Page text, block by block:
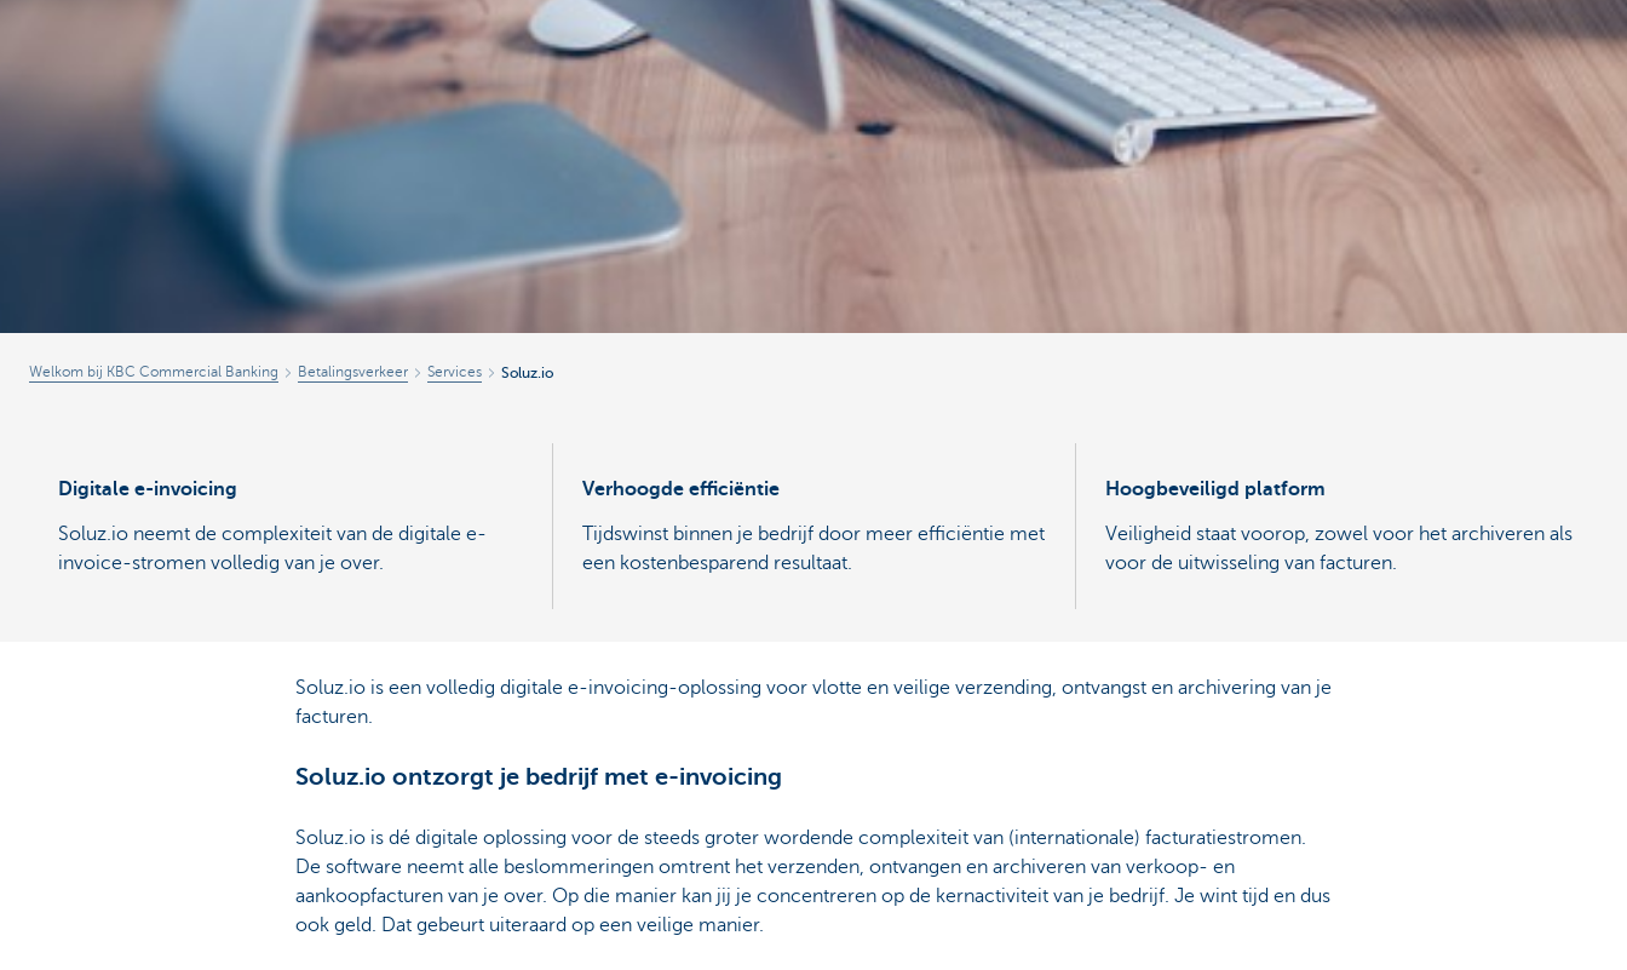
Welkom bij KBC Commercial Banking Betalingsverkeer Services Soluz.io
Digitale e-invoicing
Soluz.io neemt de complexiteit van de digitale e-
invoice-stromen volledig van je over.
Verhoogde efficiëntie
Tijdswinst binnen je bedrijf door meer efficiëntie met
een kostenbesparend resultaat.
Hoogbeveiligd platform
Veiligheid staat voorop, zowel voor het archiveren als
voor de uitwisseling van facturen.
Soluz.io is een volledig digitale e-invoicing-oplossing voor vlotte en veilige verzending, ontvangst en archivering van je
facturen.
Soluz.io ontzorgt je bedrijf met e-invoicing
Soluz.io is dé digitale oplossing voor de steeds groter wordende complexiteit van (internationale) facturatiestromen.
De software neemt alle beslommeringen omtrent het verzenden, ontvangen en archiveren van verkoop- en
aankoopfacturen van je over. Op die manier kan jij je concentreren op de kernactiviteit van je bedrijf. Je wint tijd en dus
ook geld. Dat gebeurt uiteraard op een veilige manier.